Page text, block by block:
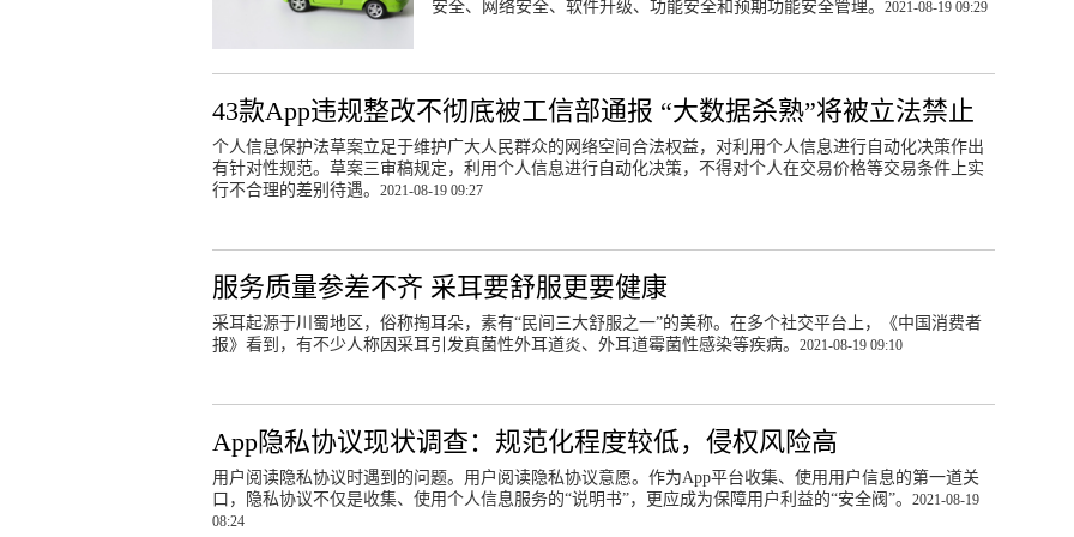
安全、网络安全、软件升级、功能安全和预期功能安全管理。 2021-08-19 09:29
43款App违规整改不彻底被工信部通报 “大数据杀熟”将被立法禁止
个人信息保护法草案立足于维护广大人民群众的网络空间合法权益，对利用个人信息进行自动化决策作出
有针对性规范。草案三审稿规定，利用个人信息进行自动化决策，不得对个人在交易价格等交易条件上实
行不合理的差别待遇。 2021-08-19 09:27
服务质量参差不齐 采耳要舒服更要健康
采耳起源于川蜀地区，俗称掏耳朵，素有“民间三大舒服之一”的美称。在多个社交平台上，《中国消费者
报》看到，有不少人称因采耳引发真菌性外耳道炎、外耳道霉菌性感染等疾病。 2021-08-19 09:10
App隐私协议现状调查：规范化程度较低，侵权风险高
用户阅读隐私协议时遇到的问题。用户阅读隐私协议意愿。作为App平台收集、使用用户信息的第一道关
口，隐私协议不仅是收集、使用个人信息服务的“说明书”，更应成为保障用户利益的“安全阀”。 2021-08-19
08:24